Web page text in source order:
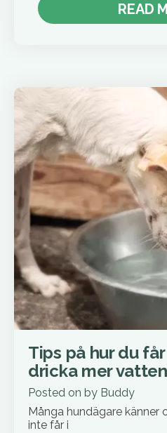
READ
Tips på hur du
dricka mer vatten
Posted on by Buddy
Många hundägare känner
inte får i